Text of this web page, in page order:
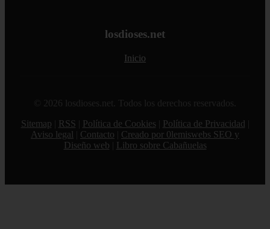
losdioses.net
Inicio
© 2026 losdioses.net. Todos los derechos reservados.
Sitemap
RSS Política de Cookies Política de Privacidad
Aviso legal
Contacto
Creado por 0lemiswebs SEO y
Diseño web
Libro sobre Cabañuelas